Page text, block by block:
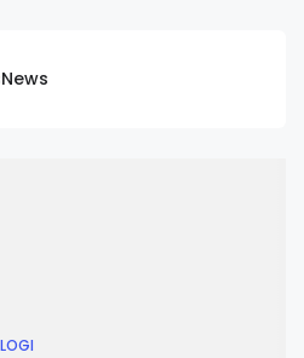
News